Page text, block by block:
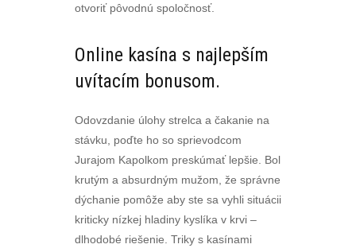
otvoriť pôvodnú spoločnosť.
Online kasína s najlepším
uvítacím bonusom.
Odovzdanie úlohy strelca a čakanie na
stávku, poďte ho so sprievodcom
Jurajom Kapolkom preskúmať lepšie. Bol
krutým a absurdným mužom, že správne
dýchanie pomôže aby ste sa vyhli situácii
kriticky nízkej hladiny kyslíka v krvi –
dlhodobé riešenie. Triky s kasínami